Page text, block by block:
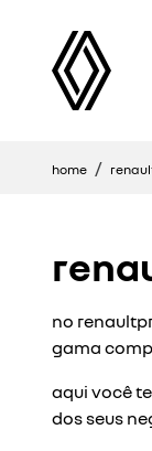
home
no
gama
aqui você
dos seus